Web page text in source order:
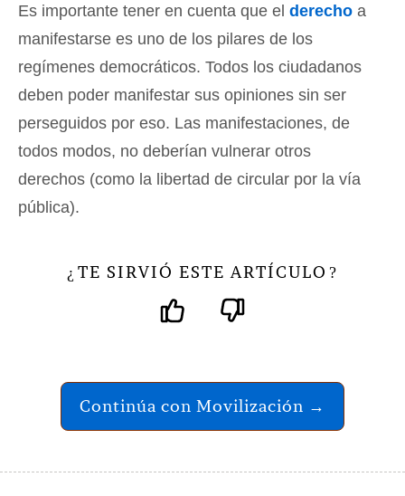
Es importante tener en cuenta que el derecho a
manifestarse es uno de los pilares de los
regímenes democráticos. Todos los ciudadanos
deben poder manifestar sus opiniones sin ser
perseguidos por eso. Las manifestaciones, de
todos modos, no deberían vulnerar otros
derechos (como la libertad de circular por la vía
pública).
¿ TE SIRVIÓ ESTE ARTÍCULO ?
Continúa con Movilización →